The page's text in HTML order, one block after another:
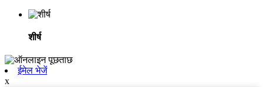
शीर्ष
ईमेल भेजें
x